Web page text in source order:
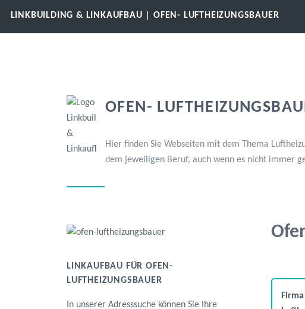
LINKBUILDING & LINKAUFBAU | OFEN- LUFTHEIZUNGSBAUER
OFEN-
Hier finden Sie Webseiten mit dem Thema
dem jeweiligen Beruf, auch wenn es nicht immer
LINKAUFBAU FÜR OFEN-
LUFTHEIZUNGSBAUER
In unserer Adresssuche können Sie Ihre